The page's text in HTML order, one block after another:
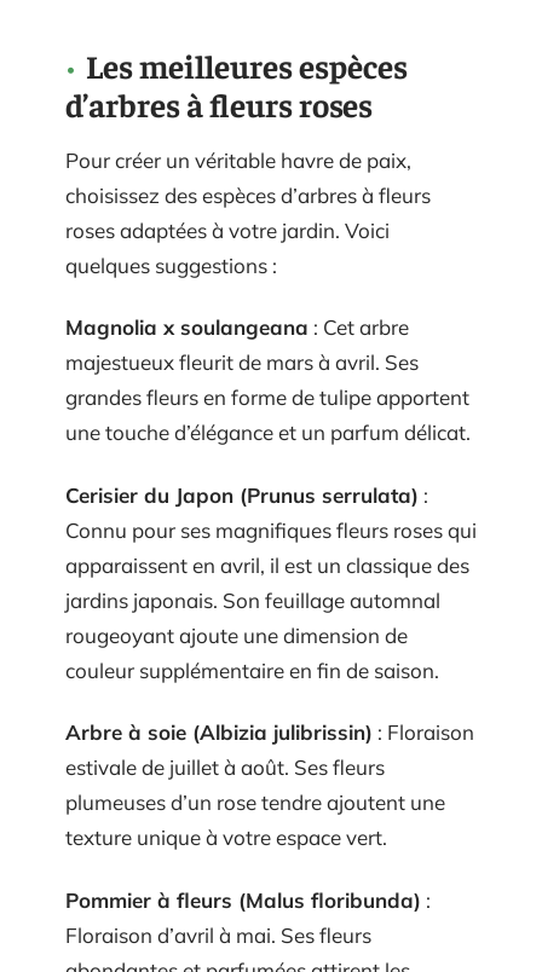
Les meilleures espèces
d’arbres à fleurs roses
Pour créer un véritable havre de paix,
choisissez des espèces d’arbres à fleurs
roses adaptées à votre jardin. Voici
quelques suggestions :
Magnolia x soulangeana : Cet arbre
majestueux fleurit de mars à avril. Ses
grandes fleurs en forme de tulipe apportent
une touche d’élégance et un parfum délicat.
Cerisier du Japon (Prunus serrulata) :
Connu pour ses magnifiques fleurs roses qui
apparaissent en avril, il est un classique des
jardins japonais. Son feuillage automnal
rougeoyant ajoute une dimension de
couleur supplémentaire en fin de saison.
Arbre à soie (Albizia julibrissin) : Floraison
estivale de juillet à août. Ses fleurs
plumeuses d’un rose tendre ajoutent une
texture unique à votre espace vert.
Pommier à fleurs (Malus floribunda) :
Floraison d’avril à mai. Ses fleurs